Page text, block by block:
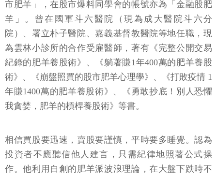
市肥羊」，在股市爆料同學會的帳號亦為「金融股肥
羊」。曾在國軍斗六醫院（現為成大醫院斗六分
院）、署立朴子醫院、嘉義基督教醫院等地任職，現
為雲林小診所的合作受雇醫師，著有《完整公開交易
紀錄的肥羊養股術》、《躺著賺1年400萬的肥羊養股
術》、《崩盤照買的股市肥羊心理學》、《打敗疫情 1
年賺1400萬的肥羊養股術》、《勇敢抄底！別人恐懼
我貪婪，肥羊的槓桿養股術》等書。
相信買股要迅速，賣股要謹慎，平時要多睡覺。認為
投資者不應聽信他人建言，只需紀律地照著公式操
作。他利用自創的肥羊派波浪理論，在大盤下跌時不